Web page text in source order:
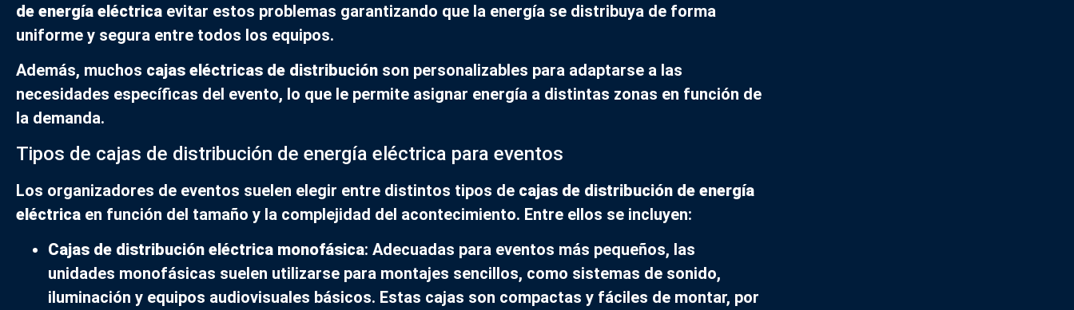
de energía eléctrica evitar estos problemas garantizando que la energía se distribuya de forma
uniforme y segura entre todos los equipos.
Además, muchos cajas eléctricas de distribución son personalizables para adaptarse a las
necesidades específicas del evento, lo que le permite asignar energía a distintas zonas en función de
la demanda.
Tipos de cajas de distribución de energía eléctrica para eventos
Los organizadores de eventos suelen elegir entre distintos tipos de cajas de distribución de energía
eléctrica en función del tamaño y la complejidad del acontecimiento. Entre ellos se incluyen:
Cajas de distribución eléctrica monofásica: Adecuadas para eventos más pequeños, las
unidades monofásicas suelen utilizarse para montajes sencillos, como sistemas de sonido,
iluminación y equipos audiovisuales básicos. Estas cajas son compactas y fáciles de montar, por